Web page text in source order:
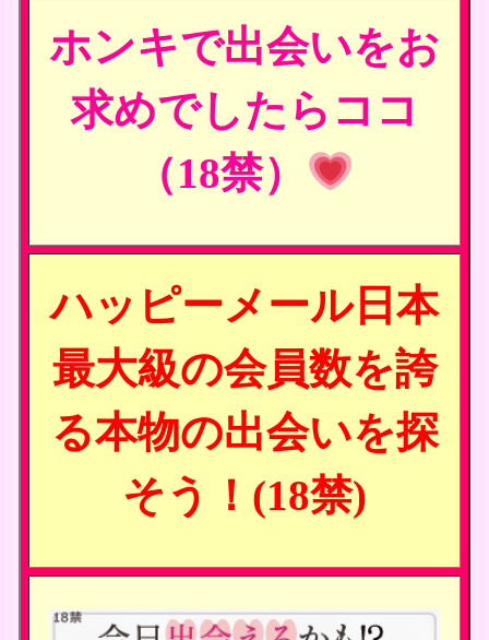
ホンキで出会いをお
求めでしたらココ
（18禁）
ハッピーメール日本
最大級の会員数を誇
る本物の出会いを探
そう！(18禁)